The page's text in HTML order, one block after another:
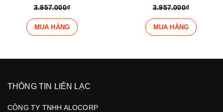
3.957.000₫
MUA HÀNG
3.957.000₫
MUA HÀNG
THÔNG TIN LIÊN LẠC
CÔNG TY TNHH ALOCORP